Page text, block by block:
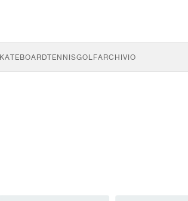
TENNISGOLFARCHIVIO